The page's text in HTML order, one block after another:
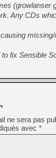
(growlanser
Any CDs
fix Sensible
ne sera pas
avec *